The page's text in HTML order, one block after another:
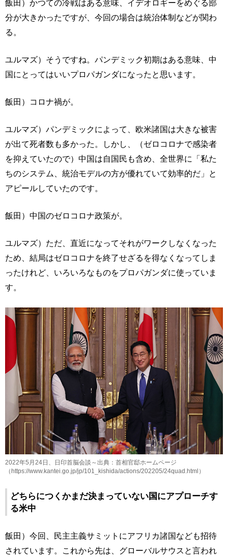
飯田）かつての冷戦はある意味、イデオロギーをめぐる部
分が大きかったですが、今回の場合は統治体制などが関わ
る。
ユルマズ）そうですね。パンデミック初期はある意味、中
国にとってはいいプロパガンダになったと思います。
飯田）コロナ禍が。
ユルマズ）パンデミックによって、欧米諸国は大きな被害
が出て死者数も多かった。しかし、（ゼロコロナで感染者
を抑えていたので）中国は自国民も含め、全世界に「私た
ちのシステム、統治モデルの方が優れていて効率的だ」と
アピールしていたのです。
飯田）中国のゼロコロナ政策が。
ユルマズ）ただ、直近になってそれがワークしなくなった
ため、結局はゼロコロナを終了せざるを得なくなってしま
ったけれど、いろいろなものをプロパガンダに使っていま
す。
2022年5月24日、日印首脳会談～出典：首相官邸ホームページ
（https://www.kantei.go.jp/jp/101_kishida/actions/202205/24quad.html）
どちらにつくかまだ決まっていない国にアプローチす
る米中
飯田）今回、民主主義サミットにアフリカ諸国なども招待
されています。これから先は、グローバルサウスと言われ